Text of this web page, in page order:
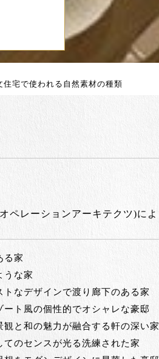
住宅で使われる自然素材の種類
ペレーションアーキテクツ)によ
る家
うな家
トなデザインで渡り廊下のある家
ート風の個性的でオシャレな豪邸
観と和の魅力が融合する軒の深い家
てのセンスが光る洗練された家